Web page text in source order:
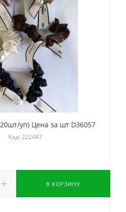
уп) Цена за шт D36057
Код: 222487
В КОРЗИНУ